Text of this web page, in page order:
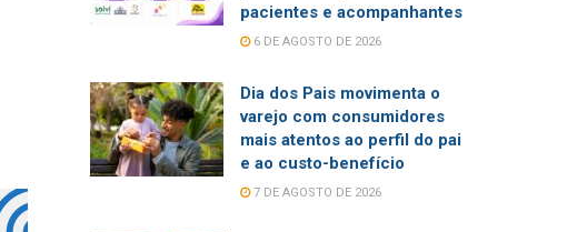
pacientes e acompanhantes
6 DE AGOSTO DE 2026
Dia dos Pais movimenta o
varejo com consumidores
mais atentos ao perfil do pai
e ao custo-benefício
7 DE AGOSTO DE 2026